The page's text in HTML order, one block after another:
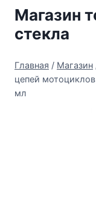
Перейти
содержимому
Магазин
стекла
Главная / Магазин
цепей
мл